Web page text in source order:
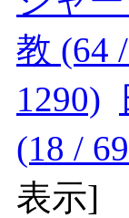
教 (64
1290)
(18 /
表示]